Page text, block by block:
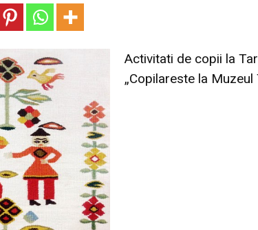
Activitati de copii la
„Copilareste la Muzeul